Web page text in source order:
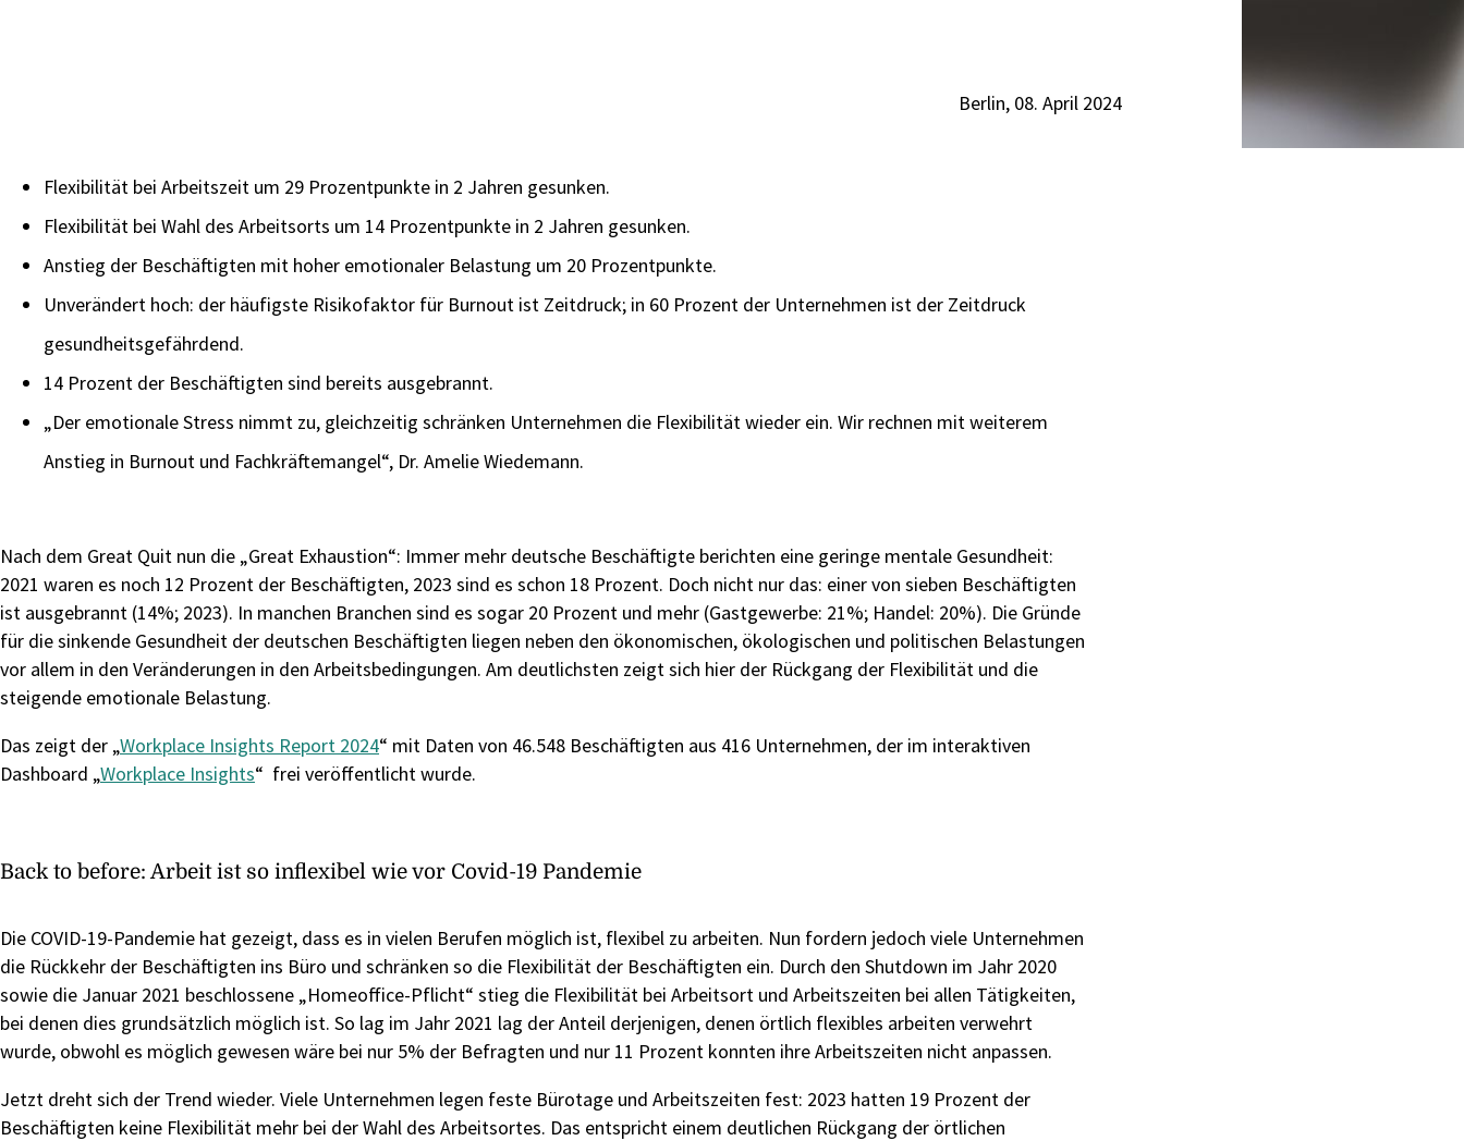
Berlin, 08. April 2024
Flexibilität bei Arbeitszeit um 29 Prozentpunkte in 2 Jahren gesunken.
Flexibilität bei Wahl des Arbeitsorts um 14 Prozentpunkte in 2 Jahren gesunken.
Anstieg der Beschäftigten mit hoher emotionaler Belastung um 20 Prozentpunkte.
Unverändert hoch: der häufigste Risikofaktor für Burnout ist Zeitdruck; in 60 Prozent der Unternehmen ist der Zeitdruck
gesundheitsgefährdend.
14 Prozent der Beschäftigten sind bereits ausgebrannt.
„Der emotionale Stress nimmt zu, gleichzeitig schränken Unternehmen die Flexibilität wieder ein. Wir rechnen mit weiterem
Anstieg in Burnout und Fachkräftemangel“, Dr. Amelie Wiedemann.
Nach dem Great Quit nun die „Great Exhaustion“: Immer mehr deutsche Beschäftigte berichten eine geringe mentale Gesundheit:
2021 waren es noch 12 Prozent der Beschäftigten, 2023 sind es schon 18 Prozent. Doch nicht nur das: einer von sieben Beschäftigten
ist ausgebrannt (14%; 2023). In manchen Branchen sind es sogar 20 Prozent und mehr (Gastgewerbe: 21%; Handel: 20%). Die Gründe
für die sinkende Gesundheit der deutschen Beschäftigten liegen neben den ökonomischen, ökologischen und politischen Belastungen
vor allem in den Veränderungen in den Arbeitsbedingungen. Am deutlichsten zeigt sich hier der Rückgang der Flexibilität und die
steigende emotionale Belastung.
Das zeigt der „Workplace Insights Report 2024“ mit Daten von 46.548 Beschäftigten aus 416 Unternehmen, der im interaktiven
Dashboard „Workplace Insights“ frei veröffentlicht wurde.
Back to before: Arbeit ist so inflexibel wie vor Covid-19 Pandemie
Die COVID-19-Pandemie hat gezeigt, dass es in vielen Berufen möglich ist, flexibel zu arbeiten. Nun fordern jedoch viele Unternehmen
die Rückkehr der Beschäftigten ins Büro und schränken so die Flexibilität der Beschäftigten ein. Durch den Shutdown im Jahr 2020
sowie die Januar 2021 beschlossene „Homeoffice-Pflicht“ stieg die Flexibilität bei Arbeitsort und Arbeitszeiten bei allen Tätigkeiten,
bei denen dies grundsätzlich möglich ist. So lag im Jahr 2021 lag der Anteil derjenigen, denen örtlich flexibles arbeiten verwehrt
wurde, obwohl es möglich gewesen wäre bei nur 5% der Befragten und nur 11 Prozent konnten ihre Arbeitszeiten nicht anpassen.
Jetzt dreht sich der Trend wieder. Viele Unternehmen legen feste Bürotage und Arbeitszeiten fest: 2023 hatten 19 Prozent der
Beschäftigten keine Flexibilität mehr bei der Wahl des Arbeitsortes. Das entspricht einem deutlichen Rückgang der örtlichen